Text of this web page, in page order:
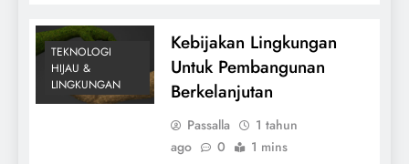
TEKNOLOGI
HIJAU &
LINGKUNGAN
Kebijakan Lingkungan
Untuk Pembangunan
Berkelanjutan
Passalla
1 tahun
ago
0 1 mins